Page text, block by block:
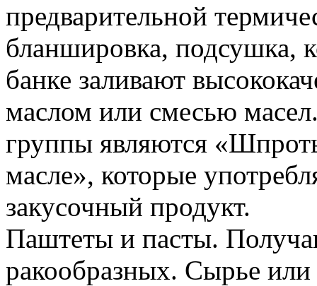
предварительной
бланшировка, подсушка,
банке заливают
маслом или смесью
группы являются
масле», которые
закусочный продукт.
Паштеты и пасты.
ракообразных. Сырье